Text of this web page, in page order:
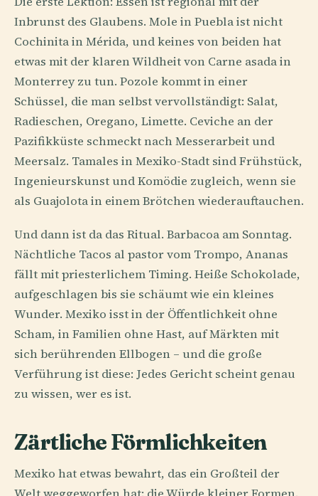
Inbrunst des Glaubens. Mole in Puebla ist nicht
Cochinita in Mérida, und keines von beiden hat
etwas mit der klaren Wildheit von Carne asada in
Monterrey zu tun. Pozole kommt in einer
Schüssel, die man selbst vervollständigt: Salat,
Radieschen, Oregano, Limette. Ceviche an der
Pazifikküste schmeckt nach Messerarbeit und
Meersalz. Tamales in Mexiko-Stadt sind Frühstück,
Ingenieurskunst und Komödie zugleich, wenn sie
als Guajolota in einem Brötchen wiederauftauchen.
Und dann ist da das Ritual. Barbacoa am Sonntag.
Nächtliche Tacos al pastor vom Trompo, Ananas
fällt mit priesterlichem Timing. Heiße Schokolade,
aufgeschlagen bis sie schäumt wie ein kleines
Wunder. Mexiko isst in der Öffentlichkeit ohne
Scham, in Familien ohne Hast, auf Märkten mit
sich berührenden Ellbogen – und die große
Verführung ist diese: Jedes Gericht scheint genau
zu wissen, wer es ist.
Zärtliche Förmlichkeiten
Mexiko hat etwas bewahrt, das ein Großteil der